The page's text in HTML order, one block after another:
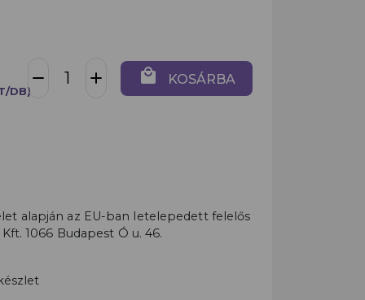
DB)
remove add local_mall KOSÁRBA
alapján az EU-ban letelepedett felelős
1066 Budapest Ó u. 46.